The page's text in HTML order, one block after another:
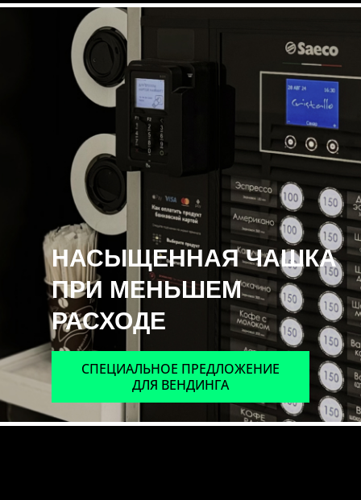
НАСЫЩЕННАЯ ЧАШКА
ПРИ МЕНЬШЕМ
РАСХОДЕ
СПЕЦИАЛЬНОЕ ПРЕДЛОЖЕНИЕ
ДЛЯ ВЕНДИНГА